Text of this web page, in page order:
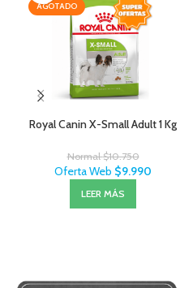
AGOTADO
Royal Canin X-Small Adult 1 Kg
Normal$10.750
Oferta Web $9.990
LEER MÁS